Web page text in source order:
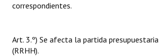
correspondientes.
Art. 3.º) Se afecta la partida
(RRHH).